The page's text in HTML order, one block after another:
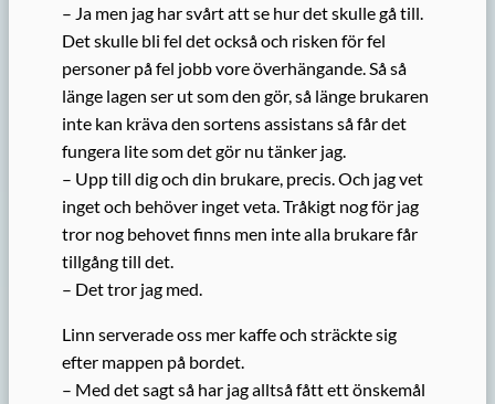
– Ja men jag har svårt att se hur det skulle gå till.
Det skulle bli fel det också och risken för fel
personer på fel jobb vore överhängande. Så så
länge lagen ser ut som den gör, så länge brukaren
inte kan kräva den sortens assistans så får det
fungera lite som det gör nu tänker jag.
– Upp till dig och din brukare, precis. Och jag vet
inget och behöver inget veta. Tråkigt nog för jag
tror nog behovet finns men inte alla brukare får
tillgång till det.
– Det tror jag med.
Linn serverade oss mer kaffe och sträckte sig
efter mappen på bordet.
– Med det sagt så har jag alltså fått ett önskemål